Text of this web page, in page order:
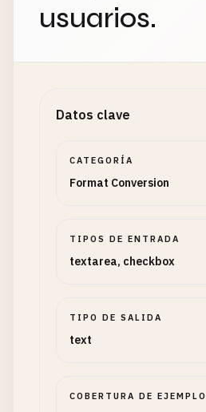
usuarios.
Datos clave
CATEGORÍA
Format Conversion
TIPOS DE ENTRADA
textarea, checkbox
TIPO DE SALIDA
text
COBERTURA DE